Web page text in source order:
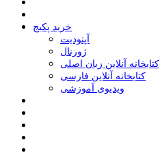
خرید پکیج
ﺁﭘﺘﻮﺩﯾﺖ
ﮊﻭﺭﻧﺎﻝ
کتابخانه آنلاین زبان اصلی
کتابخانه آنلاین فارسی
ویدیوی آموزشی